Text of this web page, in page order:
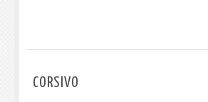
CORSIVO